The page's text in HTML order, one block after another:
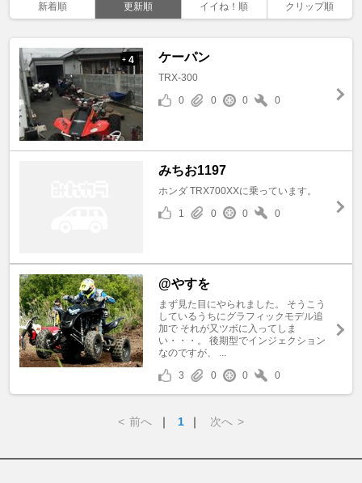
新着順 更新順 イイね！順 クリップ順
+ 4 ケーパン
TRX-300
0
0 0 0
みちお1197
ホンダ TRX700XXに乗っています。
1
0 0 0
@やすを
まず見た目にやられました。 そうこう
しているうちにグラフィックモデル追
加で それが又ツボに入ってしま
い・・・。 後期型でインジェクション
なのですが、 ...
3
0 0 0
< 前へ ｜ 1 ｜ 次へ >